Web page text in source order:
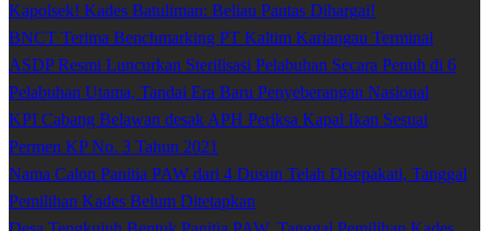
Kapolsek! Kades Batuliman: Beliau Pantas Dihargai!
BNCT Terima Benchmarking PT Kaltim Kariangau Terminal
ASDP Resmi Luncurkan Sterilisasi Pelabuhan Secara Penuh di 6
Pelabuhan Utama, Tandai Era Baru Penyeberangan Nasional
KPI Cabang Belawan desak APH Periksa Kapal Ikan Sesuai
Permen KP No. 3 Tahun 2021
Nama Calon Panitia PAW dari 4 Dusun Telah Disepakati, Tanggal
Pemilihan Kades Belum Ditetapkan